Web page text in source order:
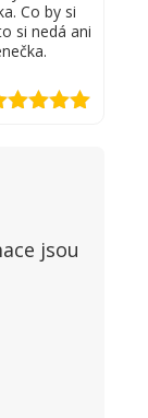
Co by si
si nedá ani
jsou